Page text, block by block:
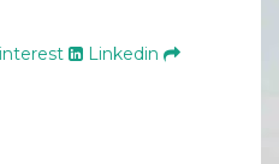
Linkedin